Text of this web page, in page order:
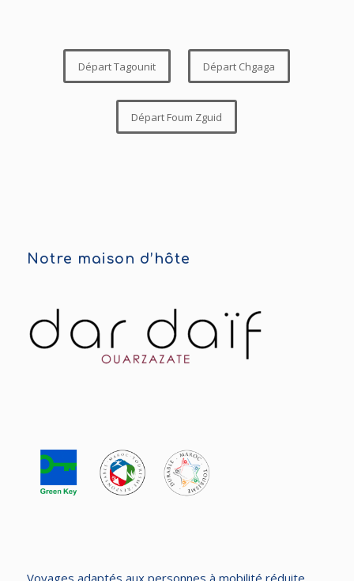
Départ Tagounit Départ Chgaga
Départ Foum Zguid
Notre maison d’hôte